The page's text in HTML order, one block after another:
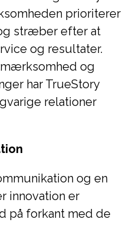
prioriterer
stræber efter at
og resultater.
og
har TrueStory
relationer
og en
innovation er
på forkant med de